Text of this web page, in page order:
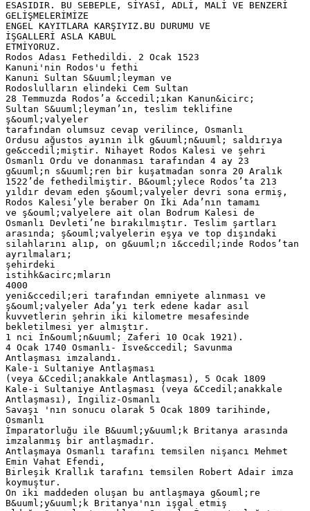
ESASIDIR. BU SEBEPLE, SİYASİ, ADLİ, MALİ VE BENZERİ
GELİŞMELERİMİZE
ENGEL KAYITLARA KARŞIYIZ.BU DURUMU VE
İŞGALLERİ ASLA KABUL
ETMİYORUZ.
Rodos Adası Fethedildi. 2 Ocak 1523
Kanuni'nin Rodos'u fethi
Kanuni Sultan S&uuml;leyman ve
Rodoslulların elindeki Cem Sultan
28 Temmuzda Rodos’a &ccedil;ıkan Kanun&icirc;
Sultan S&uuml;leyman’ın, teslim teklifine
ş&ouml;valyeler
tarafından olumsuz cevap verilince, Osmanlı
Ordusu ağustos ayının ilk g&uuml;n&uuml; saldırıya
ge&ccedil;miştir. Nihayet Rodos Kalesi ve şehri
Osmanlı Ordu ve donanması tarafından 4 ay 23
g&uuml;n s&uuml;ren bir kuşatmadan sonra 20 Aralık
1522’de fethedilmiştir. B&ouml;ylece Rodos’ta 213
yıldır devam eden ş&ouml;valyeler devri sona ermiş,
Rodos Kalesi’yle beraber On İki Ada’nın tamamı
ve ş&ouml;valyelere ait olan Bodrum Kalesi de
Osmanlı Devleti’ne bırakılmıştır. Teslim şartları
arasında; ş&ouml;valyelerin eşya ve top dışındaki
silahlarını alıp, on g&uuml;n i&ccedil;inde Rodos’tan
ayrılmaları;
şehirdeki
istihk&acirc;mların
4000
yeni&ccedil;eri tarafından emniyete alınması ve
ş&ouml;valyeler Ada’yı terk edene kadar asıl
kuvvetlerin şehrin iki kilometre mesafesinde
bekletilmesi yer almıştır.
1 nci İn&ouml;n&uuml; Zaferi 10 Ocak 1921).
4 Ocak 1740 Osmanlı- İsve&ccedil; Savunma
Antlaşması imzalandı.
Kale-i Sultaniye Antlaşması
(veya &Ccedil;anakkale Antlaşması), 5 Ocak 1809
Kale-i Sultaniye Antlaşması (veya &Ccedil;anakkale
Antlaşması), İngiliz-Osmanlı
Savaşı ‎'nın sonucu olarak 5 Ocak 1809 tarihinde,
Osmanlı
İmparatorluğu ile B&uuml;y&uuml;k Britanya arasında
imzalanmış bir antlaşmadır.
Antlaşmaya Osmanlı tarafını temsilen nişancı Mehmet
Emin Vahat Efendi,
Birleşik Krallık tarafını temsilen Robert Adair imza
koymuştur.
On iki maddeden oluşan bu antlaşmaya g&ouml;re
B&uuml;y&uuml;k Britanya'nın işgal etmiş